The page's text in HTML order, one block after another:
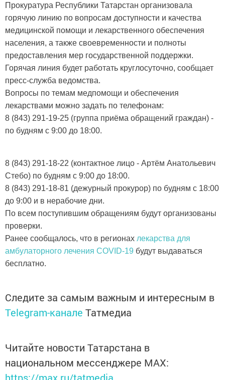
Прокуратура Республики Татарстан организовала
горячую линию по вопросам доступности и качества
медицинской помощи и лекарственного обеспечения
населения, а также своевременности и полноты
предоставления мер государственной поддержки.
Горячая линия будет работать круглосуточно, сообщает
пресс-служба ведомства.
Вопросы по темам медпомощи и обеспечения
лекарствами можно задать по телефонам:
8 (843) 291-19-25 (группа приёма обращений граждан) -
по будням с 9:00 до 18:00.
8 (843) 291-18-22 (контактное лицо - Артём Анатольевич
Стебо) по будням с 9:00 до 18:00.
8 (843) 291-18-81 (дежурный прокурор) по будням с 18:00
до 9:00 и в нерабочие дни.
По всем поступившим обращениям будут организованы
проверки.
Ранее сообщалось, что в регионах лекарства для
амбулаторного лечения COVID-19 будут выдаваться
бесплатно.
Следите за самым важным и интересным в
Telegram-канале Татмедиа
Читайте новости Татарстана в
национальном мессенджере MАХ:
https://max.ru/tatmedia